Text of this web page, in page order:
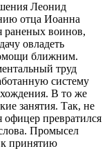
Леонид
отца Иоанна
раненых воинов,
овладеть
ближним.
труд
систему
В то же
занятия. Так, не
превратился
Промысел
принятию